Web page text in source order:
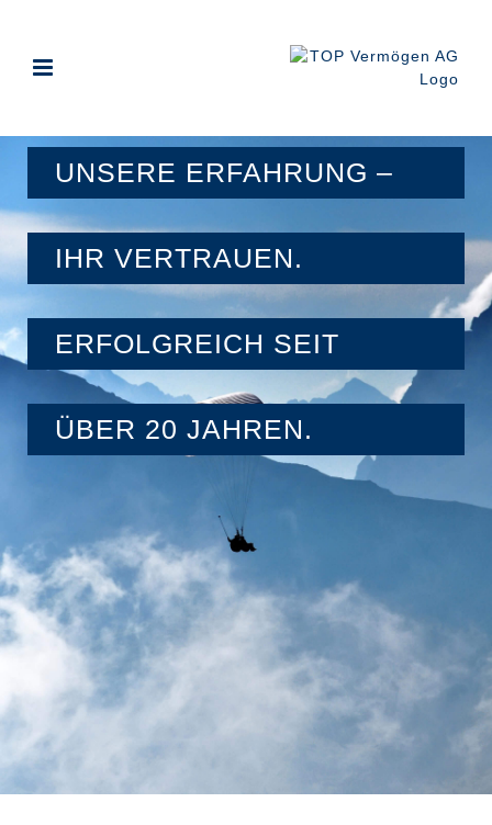
springen
UNSERE ERFAHRUNG –
IHR VERTRAUEN.
ERFOLGREICH SEIT
ÜBER 20 JAHREN.